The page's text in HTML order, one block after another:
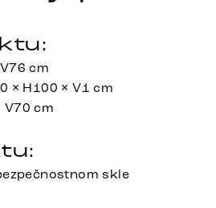
cm
× H100 × V1 cm
V70 cm
skle